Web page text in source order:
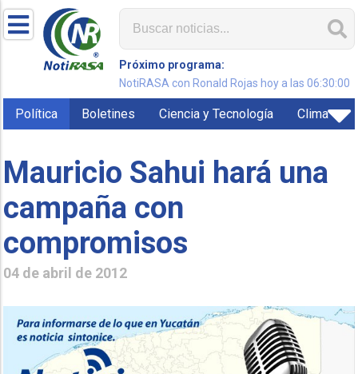
Próximo programa:
NotiRASA con Ronald Rojas hoy a las 06:30:00
Política Boletines Ciencia y Tecnología Clima
Mauricio Sahui hará una
campaña con
compromisos
04 de abril de 2012